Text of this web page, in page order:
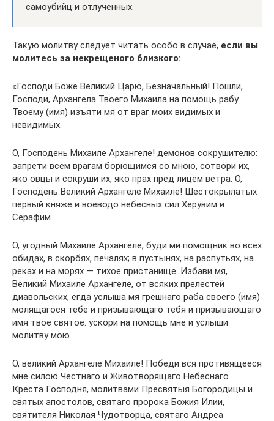
самоубийц и отлученных.
Такую молитву следует читать особо в случае, если вы
молитесь за некрещеного близкого:
«Господи Боже Великий Царю, Безначальный! Пошли,
Господи, Архангела Твоего Михаила на помощь рабу
Твоему (имя) изъяти мя от враг моих видимых и
невидимых.
О, Господень Михаиле Архангеле! демонов сокрушителю:
запрети всем врагам борющимся со мною, сотвори их,
яко овцы и сокруши их, яко прах пред лицем ветра. О,
Господень Великий Архангеле Михаиле! Шестокрылатых
первый княже и воеводо небесных сил Херувим и
Серафим.
О, угодный Михаиле Архангеле, буди ми помощник во всех
обидах, в скорбях, печалях; в пустынях, на распутьях, на
реках и на морях — тихое пристанище. Избави мя,
Великий Михаиле Архангеле, от всяких прелестей
диавольских, егда услыша мя грешнаго раба своего (имя)
молящагося тебе и призывающаго тебя и призывающаго
имя твое святое: ускори на помощь мне и услыши
молитву мою.
О, великий Архангеле Михаиле! Победи вся противящееся
мне силою Честнаго и Животворящаго Небеснаго
Креста Господня, молитвами Пресвятыя Богородицы и
святых апостолов, святаго пророка Божия Илии,
святителя Николая Чудотворца, святаго Андреа